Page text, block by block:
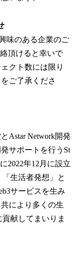
味のある企業のご
頂けると幸いで
クト数には限り
ご了承くださ
Astar Network開発
サポートを行うSt
2022年12月に設立
生活者発想」と
サービスを生み
により多くの生
献してまいりま